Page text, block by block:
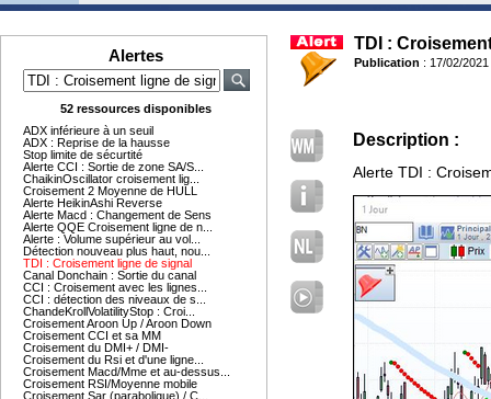
Alertes
52 ressources disponibles
ADX inférieure à un seuil
ADX : Reprise de la hausse
Stop limite de sécurtité
Alerte CCI : Sortie de zone SA/S...
ChaikinOscillator croisement lig...
Croisement 2 Moyenne de HULL
Alerte HeikinAshi Reverse
Alerte Macd : Changement de Sens
Alerte QQE Croisement ligne de n...
Alerte : Volume supérieur au vol...
Détection nouveau plus haut, nou...
TDI : Croisement ligne de signal
Canal Donchain : Sortie du canal
CCI : Croisement avec les lignes...
CCI : détection des niveaux de s...
ChandeKrollVolatilityStop : Croi...
Croisement Aroon Up / Aroon Down
Croisement CCI et sa MM
Croisement du DMI+ / DMI-
Croisement du Rsi et d'une ligne...
Croisement Macd/Mme et au-dessus...
Croisement RSI/Moyenne mobile
Croisement Sar (parabolique) / C...
TDI :
Publication : 17/02/
Description :
Alerte TDI :